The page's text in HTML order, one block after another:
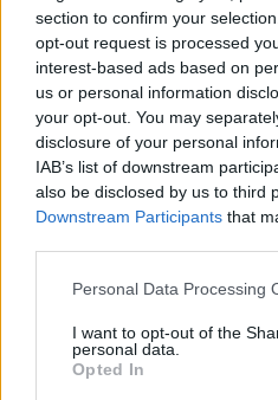
section to confirm your
opt-out request is processed
interest-based ads based on
us or personal information
your opt-out. You may
disclosure of your personal
IAB’s list of downstream
also be disclosed by us to third
Downstream Participants that
Personal Data Processing
I want to opt-out of the
personal data.
Opted In
Seguici su Google Discover
Segui Libero
Scegli Libero
SPETTACOLI